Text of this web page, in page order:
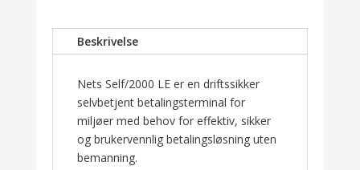
Beskrivelse
Nets Self/2000 LE er en driftssikker
selvbetjent betalingsterminal for
miljøer med behov for effektiv, sikker
og brukervennlig betalingsløsning uten
bemanning.